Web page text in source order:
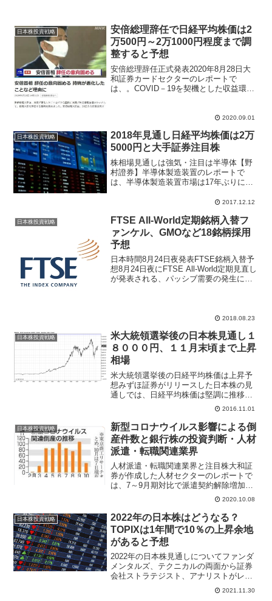
日本株投資戦略
安倍総理辞任で日経平均株価は2
万500円～2万1000円程度まで調
整すると予想
安倍総理辞任正式発表2020年8月28日大
和証券カードセクターのレポートで
は、。COVID－19を契機とした収益環境
カード決済の親和性が高いことや、感染
2020.09.01
日本株投資戦略
2018年見通し日経平均株価は2万
5000円と大手証券注目株
株相場見通しは強気・注目は半導体【野
村證券】半導体製造装置のレポートで
は、半導体製造装置市場は17年ぶりに過
体で6％成長、2019年は2％成長を予想。
よる業績への恩...
2017.12.12
日本株投資戦略
FTSE All-World定期銘柄入替フ
ァンケル、GMOなど18銘柄採用
予想
日本時間8月24日夜発表FTSE銘柄入替予
想8月24日夜にFTSE All-World定期見直し
が発表される、パッシブ需要の発生によ
2018.08.23
日本株投資戦略
米大統領選挙後の日本株見通し１
８０００円、１１月末頃まで上昇
相場
米大統領選挙後の日経平均株価は上昇予
想みずほ証券がリリースした日本株の見
通しでは、日経平均株価は堅調に推移す
ると見ているものの、日銀のETF大量購
入で為替感応度が低下していることや騰
落レシオが年初来最高圏にあることから
上値の重さが残ると指摘...
2016.11.01
日本株投資戦略
新型コロナウイルス影響による倒
産件数と銀行株の投資判断・人材
派遣・転職関連業界
人材派遣・転職関連業界と注目株大和証
券が作成した人材セクターのレポートで
は、7～9月期対比で派遣契約解除増加の
動きは聞かれないと指摘。製造／求人関
連では徐々に新規案件が増加しつつある
も、事務派遣／技術者派遣では新規案件
が少ない印象だと指摘。...
2020.10.08
日本株投資戦略
2022年の日本株はどうなる？
TOPIXは1年間で10％の上昇余地
があると予想
2022年の日本株見通しについてファンダ
メンタルズ、テクニカルの両面から証券
会社ストラテジスト、アナリストがレポ
ートで株式市場見通しを紹介している。
日経平均株価予想、TOPIX予想は上昇す
2021.11.30